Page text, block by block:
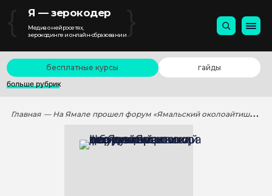
{ Я — зерокодер
Медиа о нейросетях,
зерокодинге и онлайн-образовании}
бесплатные курсы
гайды
больше рубрик
Главная — На Ямале прошел форум «Ямальский околоайтишник»: два дня практики, технологий и честного разговора о будущем